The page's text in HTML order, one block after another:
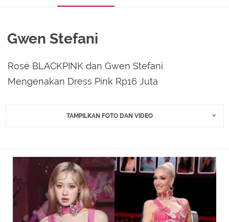
Gwen Stefani
Rosé BLACKPINK dan Gwen Stefani
Mengenakan Dress Pink Rp16 Juta
TAMPILKAN FOTO DAN VIDEO